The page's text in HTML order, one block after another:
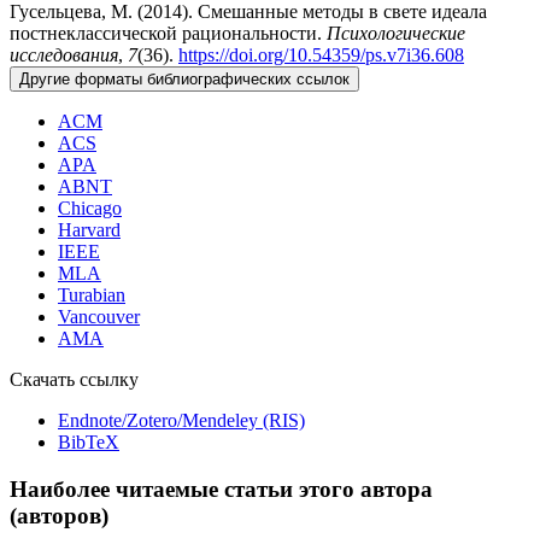
Гусельцева, М. (2014). Смешанные методы в свете идеала
постнеклассической рациональности. Психологические
исследования, 7(36). https://doi.org/10.54359/ps.v7i36.608
Другие форматы библиографических ссылок
ACM
ACS
APA
ABNT
Chicago
Harvard
IEEE
MLA
Turabian
Vancouver
AMA
Скачать ссылку
Endnote/Zotero/Mendeley (RIS)
BibTeX
Наиболее читаемые статьи этого автора
(авторов)